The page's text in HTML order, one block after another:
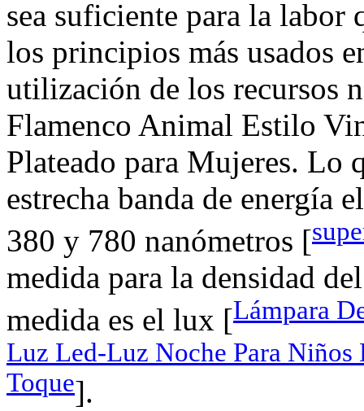
sea suficiente para la labor
los principios más usados
utilización de los recursos
Flamenco Animal Estilo
Plateado para Mujeres. Lo
estrecha banda de energía
380 y 780 nanómetros [
medida para la densidad
medida es el lux [Lámpara
Luz Led-Luz Noche Para
Toque].